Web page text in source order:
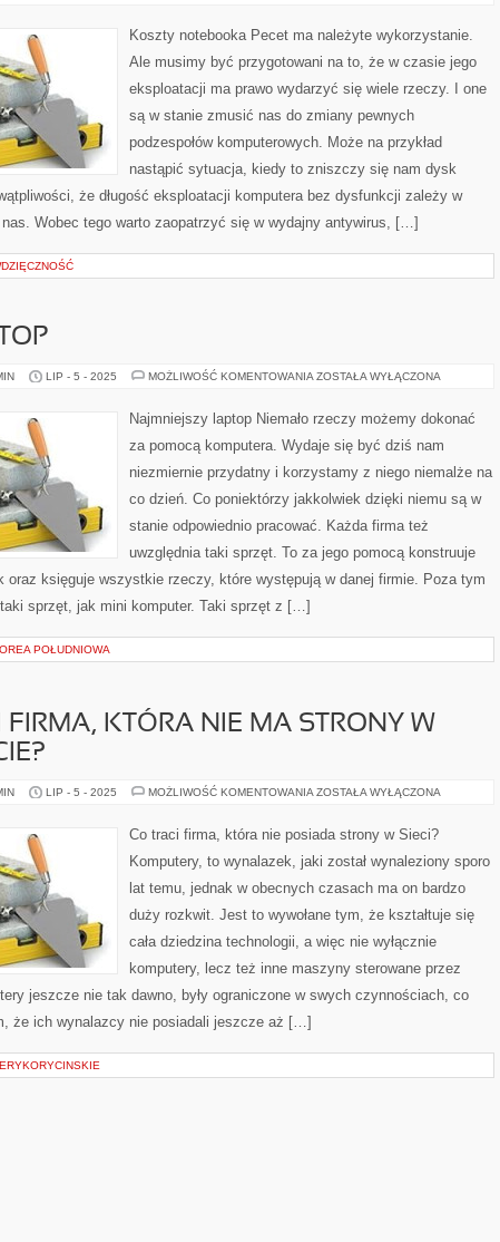
Koszty notebooka Pecet ma należyte wykorzystanie.
Ale musimy być przygotowani na to, że w czasie jego
eksploatacji ma prawo wydarzyć się wiele rzeczy. I one
są w stanie zmusić nas do zmiany pewnych
podzespołów komputerowych. Może na przykład
nastąpić sytuacja, kiedy to zniszczy się nam dysk
że długość eksploatacji komputera bez dysfunkcji zależy w
nas. Wobec tego warto zaopatrzyć się w wydajny antywirus, […]
LIP - 5 - 2025 MOŻLIWOŚĆ KOMENTOWANIA MINI
ZOSTAŁA WYŁĄCZONA
Najmniejszy laptop Niemało rzeczy możemy dokonać
za pomocą komputera. Wydaje się być dziś nam
niezmiernie przydatny i korzystamy z niego niemalże na
co dzień. Co poniektórzy jakkolwiek dzięki niemu są w
stanie odpowiednio pracować. Każda firma też
uwzględnia taki sprzęt. To za jego pomocą konstruuje
oraz księguje wszystkie rzeczy, które występują w danej firmie. Poza tym
sprzęt, jak mini komputer. Taki sprzęt z […]
POŁUDNIOWA
FIRMA, KTÓRA NIE MA STRONY W
LIP - 5 - 2025 MOŻLIWOŚĆ KOMENTOWANIA CO
KTÓRA
NIE
STRONY
INTERNECIE?
ZOSTAŁA WYŁĄCZONA
Co traci firma, która nie posiada strony w Sieci?
Komputery, to wynalazek, jaki został wynaleziony sporo
lat temu, jednak w obecnych czasach ma on bardzo
duży rozkwit. Jest to wywołane tym, że kształtuje się
cała dziedzina technologii, a więc nie wyłącznie
komputery, lecz też inne maszyny sterowane przez
jeszcze nie tak dawno, były ograniczone w swych czynnościach, co
że ich wynalazcy nie posiadali jeszcze aż […]